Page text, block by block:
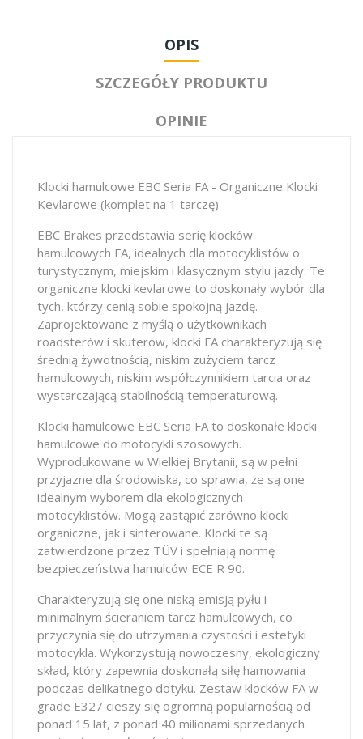
OPIS
SZCZEGÓŁY PRODUKTU
OPINIE
Klocki hamulcowe EBC Seria FA - Organiczne Klocki
Kevlarowe (komplet na 1 tarczę)
EBC Brakes przedstawia serię klocków
hamulcowych FA, idealnych dla motocyklistów o
turystycznym, miejskim i klasycznym stylu jazdy. Te
organiczne klocki kevlarowe to doskonały wybór dla
tych, którzy cenią sobie spokojną jazdę.
Zaprojektowane z myślą o użytkownikach
roadsterów i skuterów, klocki FA charakteryzują się
średnią żywotnością, niskim zużyciem tarcz
hamulcowych, niskim współczynnikiem tarcia oraz
wystarczającą stabilnością temperaturową.
Klocki hamulcowe EBC Seria FA to doskonałe klocki
hamulcowe do motocykli szosowych.
Wyprodukowane w Wielkiej Brytanii, są w pełni
przyjazne dla środowiska, co sprawia, że są one
idealnym wyborem dla ekologicznych
motocyklistów. Mogą zastąpić zarówno klocki
organiczne, jak i sinterowane. Klocki te są
zatwierdzone przez TÜV i spełniają normę
bezpieczeństwa hamulców ECE R 90.
Charakteryzują się one niską emisją pyłu i
minimalnym ścieraniem tarcz hamulcowych, co
przyczynia się do utrzymania czystości i estetyki
motocykla. Wykorzystują nowoczesny, ekologiczny
skład, który zapewnia doskonałą siłę hamowania
podczas delikatnego dotyku. Zestaw klocków FA w
grade E327 cieszy się ogromną popularnością od
ponad 15 lat, z ponad 40 milionami sprzedanych